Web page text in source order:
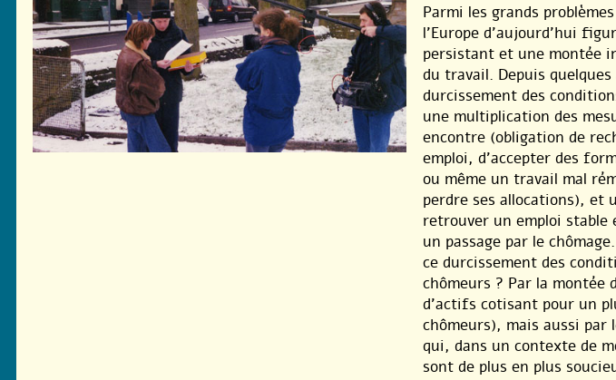
Parmi les grands
l’Europe d’aujourd’hui
persistant et une montée
du travail. Depuis
durcissement des
une multiplication des
encontre (obligation de
emploi, d’accepter des
ou même un travail mal
perdre ses allocations), et
retrouver un emploi stable
un passage par le
ce durcissement des
chômeurs ? Par la montée
d’actifs cotisant pour un
chômeurs), mais aussi par
qui, dans un contexte de
sont de plus en plus